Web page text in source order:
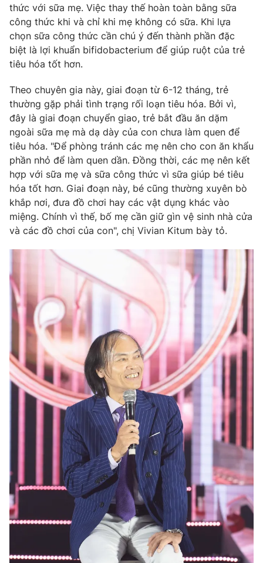
Tổng đài VTV: 024.38 355 931 - 024.38 355 932
Ðiện thoại Thời báo VTV:024.66 897 897
Email: toasoan@vtv.vn
Liên hệ quảng cáo:024-7300.7108
® Cấm sao chép dưới mọi hình thức nếu không có sự chấp
thuận bằng văn bản. Ghi rõ nguồn VTV.vn khi phát hành lại
thức với sữa mẹ. Việc thay thế hoàn toàn bằng sữa
công thức khi và chỉ khi mẹ không có sữa. Khi lựa
chọn sữa công thức cần chú ý đến thành phần đặc
biệt là lợi khuẩn bifidobacterium để giúp ruột của trẻ
tiêu hóa tốt hơn.
Theo chuyên gia này, giai đoạn từ 6-12 tháng, trẻ
thường gặp phải tình trạng rối loạn tiêu hóa. Bởi vì,
đây là giai đoạn chuyển giao, trẻ bắt đầu ăn dặm
ngoài sữa mẹ mà dạ dày của con chưa làm quen để
tiêu hóa. "Để phòng tránh các mẹ nên cho con ăn khẩu
phần nhỏ để làm quen dần. Đồng thời, các mẹ nên kết
hợp với sữa mẹ và sữa công thức vì sữa giúp bé tiêu
hóa tốt hơn. Giai đoạn này, bé cũng thường xuyên bò
khắp nơi, đưa đồ chơi hay các vật dụng khác vào
miệng. Chính vì thế, bố mẹ cần giữ gìn vệ sinh nhà cửa
và các đồ chơi của con", chị Vivian Kitum bày tỏ.